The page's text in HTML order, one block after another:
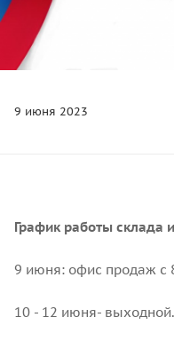
9 июня 2023
График работы склада
9 июня: офис продаж с
10 - 12 июня- выходной.